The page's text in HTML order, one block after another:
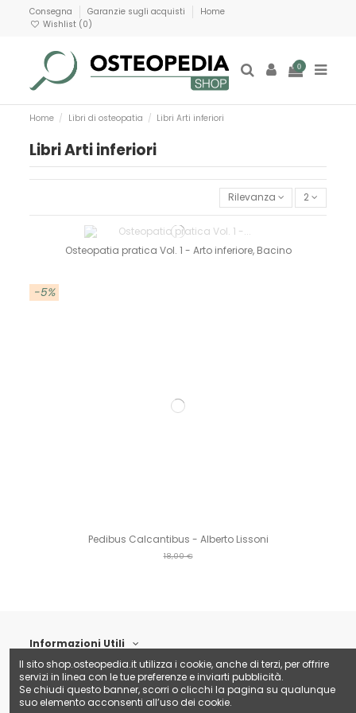
Consegna Garanzie sugli acquisti
Home
Wishlist (0)
0
Home Libri di osteopatia Libri Arti inferiori
Libri Arti inferiori
Rilevanza 2
Osteopatia pratica Vol. 1 - Arto inferiore, Bacino
-5%
Pedibus Calcantibus - Alberto Lissoni
18,00 €
Informazioni Utili
Contattaci
Il sito shop.osteopedia.it utilizza i cookie, anche di terzi, per offrire
servizi in linea con le tue preferenze e inviarti pubblicità.
Se chiudi questo banner, scorri o clicchi la pagina su qualunque
suo elemento acconsenti all’uso dei cookie.